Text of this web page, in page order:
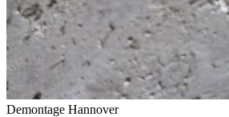
Demontage Hannover